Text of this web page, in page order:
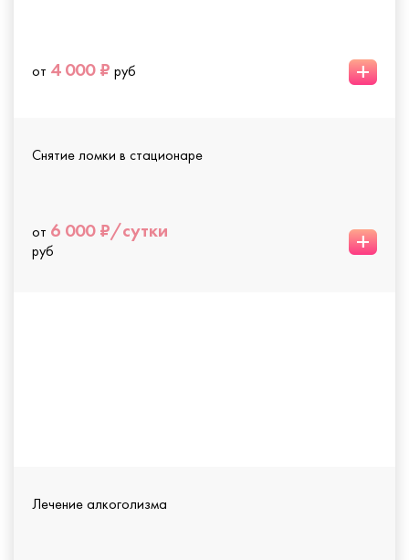
от 4 000 ₽ руб +
Снятие ломки в стационаре
от 6 000 ₽/сутки
руб +
Лечение алкоголизма